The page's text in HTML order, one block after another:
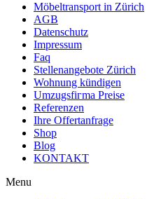
Möbeltransport in Zürich
AGB
Datenschutz
Impressum
Faq
Stellenangebote Zürich
Wohnung kündigen
Umzugsfiгmа Preise
Referenzen
Ihre Offertanfrage
Shop
Blog
KONTAKT
Menu